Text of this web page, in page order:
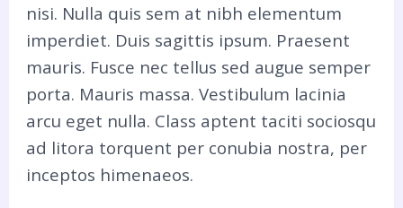
nisi. Nulla quis sem at nibh elementum
imperdiet. Duis sagittis ipsum. Praesent
mauris. Fusce nec tellus sed augue semper
porta. Mauris massa. Vestibulum lacinia
arcu eget nulla. Class aptent taciti sociosqu
ad litora torquent per conubia nostra, per
inceptos himenaeos.